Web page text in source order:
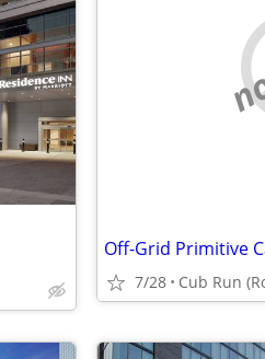
7/28 Cub Run